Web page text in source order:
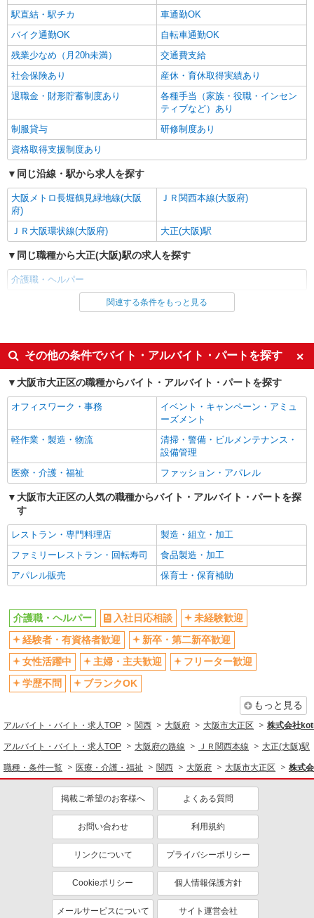
キープ 詳細を見る
駅直結・駅チカ
車通勤OK
バイク通勤OK
自転車通勤OK
残業少なめ（月20h未満）
交通費支給
社会保険あり
産休・育休取得実績あり
退職金・財形貯蓄制度あり
各種手当（家族・役職・インセン
ティブなど）あり
制服貸与
研修制度あり
資格取得支援制度あり
同じ沿線・駅から求人を探す
大阪メトロ長堀鶴見緑地線(大阪
府)
ＪＲ関西本線(大阪府)
ＪＲ大阪環状線(大阪府) 大正(大阪)駅
同じ職種から大正(大阪)駅の求人を探す
介護職・ヘルパー
同じ雇用形態から大正(大阪)駅の求人を探す
同じ特徴から大正(大阪)駅の求人を探す
入社日応相談
未経験歓迎
経験者・有資格者歓迎
新卒・第二新卒歓迎
主婦・主夫歓迎
フリーター歓迎
学歴不問
ミドル（40代～）活躍中
エルダー（50代～）活躍中
シニア（60代～）活躍中
高収入・高額
ボーナス・賞与あり
昇給あり
フルタイム歓迎
禁煙・分煙
駅直結・駅チカ
車通勤OK
バイク通勤OK
自転車通勤OK
社会保険あり
産休・育休取得実績あり
退職金・財形貯蓄制度あり
各種手当（家族・役職・インセン
ティブなど）あり
制服貸与
資格取得支援制度あり
同じ職種から求人を探す
医療・介護・福祉
介護職・ヘルパー
同じ特徴から求人を探す
未経験歓迎
ミドル（40代～）活躍中
ボーナス・賞与あり
車通勤OK
社会保険あり
産休・育休取得実績あり
関連する条件をもっと見る
その他の条件でバイト・アルバイト・パートを探す
大阪市大正区の職種からバイト・アルバイト・パートを探す
オフィスワーク・事務
イベント・キャンペーン・アミュ
ーズメント
軽作業・製造・物流
清掃・警備・ビルメンテナンス・
設備管理
医療・介護・福祉
ファッション・アパレル
大阪市大正区の人気の職種からバイト・アルバイト・パートを探
す
レストラン・専門料理店
製造・組立・加工
ファミリーレストラン・回転寿司
食品製造・加工
アパレル販売
保育士・保育補助
介護職・ヘルパー 入社日応相談
未経験歓迎
経験者・有資格者歓迎
新卒・第二新卒歓迎
女性活躍中
主婦・主夫歓迎
フリーター歓迎
学歴不問
ブランクOK
もっと見る
アルバイト・バイト・求人TOP 関西 大阪府 大阪市大正区 株式会社
アルバイト・バイト・求人TOP 大阪府の路線 ＪＲ関西本線 大正(大阪)駅
職種・条件一覧 医療・介護・福祉 関西 大阪府 大阪市大正区 株式
掲載ご希望のお客様へ よくある質問
お問い合わせ 利用規約
リンクについて プライバシーポリシー
Cookieポリシー 個人情報保護方針
メールサービスについて サイト運営会社